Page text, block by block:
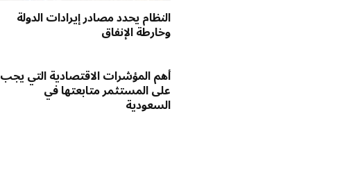
النظام يحدد مصادر إيرادات الدولة
وخارطة الإنفاق
أهم المؤشرات الاقتصادية التي يجب
على المستثمر متابعتها في
السعودية